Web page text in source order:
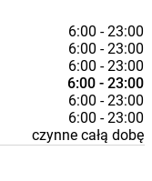
6:00 - 23:00
6:00 - 23:00
6:00 - 23:00
6:00 - 23:00
6:00 - 23:00
6:00 - 23:00
czynne całą dobę